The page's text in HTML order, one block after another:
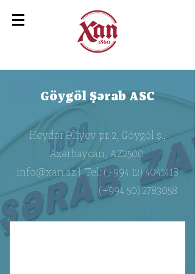
Göygöl Şərab ASC
Heydər Əliyev pr. 2, Göygöl ş.,
Azərbaycan, AZ2500
info@xan.az| Tel: (+994 12) 4041418
(+994 50) 2783058